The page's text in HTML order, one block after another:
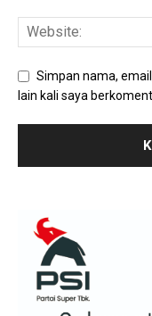
Simpan nama,
lain kali saya